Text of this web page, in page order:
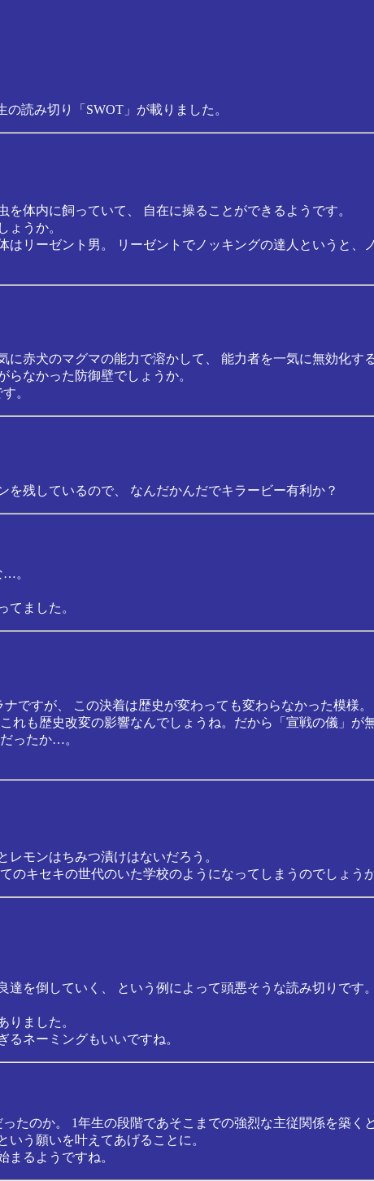
読み切り「SWOT」が載りました。
体内に飼っていて、 自在に操ることができるようです。
ょうか。
はリーゼント男。 リーゼントでノッキングの達人というと
赤犬のマグマの能力で溶かして、 能力者を一気に無効化す
なかった防御壁でしょうか。
。
残しているので、 なんだかんだでキラービー有利か？
。
てました。
ですが、 この決着は歴史が変わっても変わらなかった模様。
れも歴史改変の影響なんでしょうね。だから「宣戦の儀」が
ったか…。
モンはちみつ漬けはないだろう。
のキセキの世代のいた学校のようになってしまうのでしょう
達を倒していく、 という例によって頭悪そうな読み切りで
りました。
るネーミングもいいですね。
たのか。 1年生の段階であそこまでの強烈な主従関係を築く
う願いを叶えてあげることに。
まるようですね。